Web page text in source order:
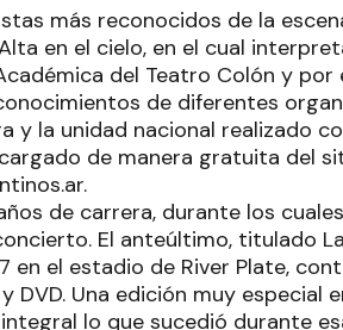
más reconocidos de la
en el cielo, en el cual
del Teatro Colón y
de diferentes
y la unidad nacional realizado
de manera gratuita del
de carrera, durante los
El anteúltimo, titulado
en el estadio de River Plate,
DVD. Una edición muy
lo que sucedió durante